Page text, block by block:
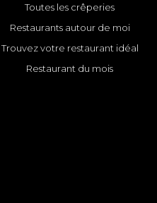
Toutes les crêperies
Restaurants autour de moi
Trouvez votre restaurant idéal
Restaurant du mois